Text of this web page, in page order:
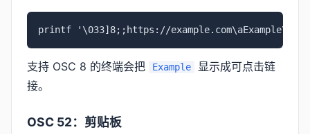
printf '\033]8;;https://
支持 OSC 8 的终端会把 Example
显示成可点击链
接。
OSC 52：剪贴板